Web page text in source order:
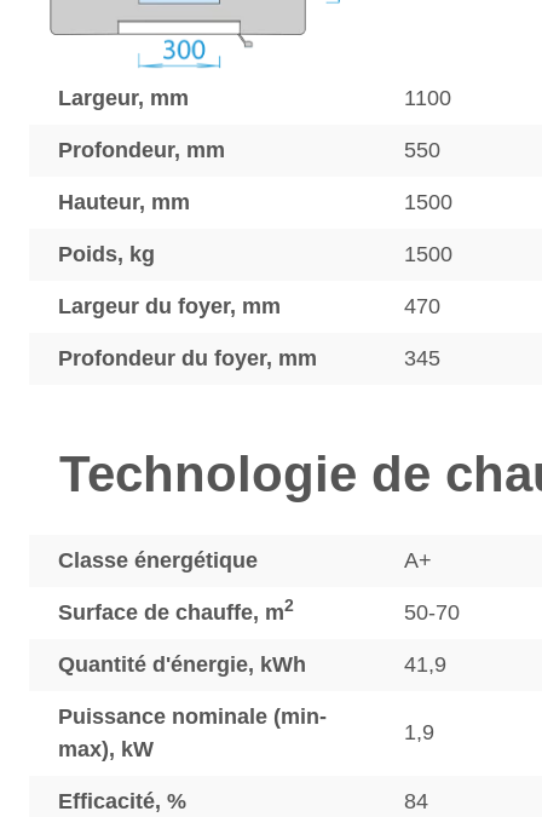
Largeur, mm 1100
Profondeur, mm 550
Hauteur, mm 1500
Poids, kg 1500
Largeur du foyer, mm 470
Profondeur du foyer, mm 345
Technologie de
Classe énergétique A+
Surface de chauffe, m2 50-70
Quantité d'énergie, kWh 41,9
Puissance nominale (min-
max), kW
1,9
Efficacité, % 84